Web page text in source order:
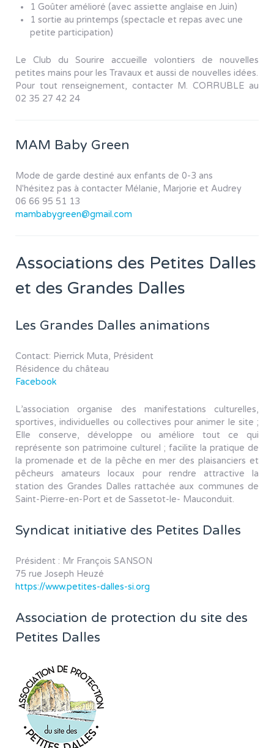
1 Goûter amélioré (avec assiette anglaise en Juin)
1 sortie au printemps (spectacle et repas avec une
petite participation)
Le Club du Sourire accueille volontiers de nouvelles
petites mains pour les Travaux et aussi de nouvelles idées.
Pour tout renseignement, contacter M. CORRUBLE au
02 35 27 42 24
MAM Baby Green
Mode de garde destiné aux enfants de 0-3 ans
N'hésitez pas à contacter Mélanie, Marjorie et Audrey
06 66 95 51 13
mambabygreen@gmail.com
Associations des Petites Dalles
et des Grandes Dalles
Les Grandes Dalles animations
Contact: Pierrick Muta, Président
Résidence du château
Facebook
L’association organise des manifestations culturelles,
sportives, individuelles ou collectives pour animer le site ;
Elle conserve, développe ou améliore tout ce qui
représente son patrimoine culturel ; facilite la pratique de
la promenade et de la pêche en mer des plaisanciers et
pêcheurs amateurs locaux pour rendre attractive la
station des Grandes Dalles rattachée aux communes de
Saint-Pierre-en-Port et de Sassetot-le- Mauconduit.
Syndicat initiative des Petites Dalles
Président : Mr François SANSON
75 rue Joseph Heuzé
https://www.petites-dalles-si.org
Association de protection du site des
Petites Dalles